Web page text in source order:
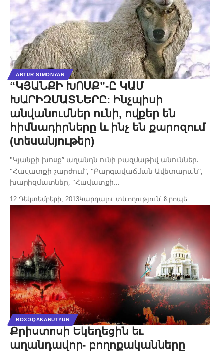
ARTUR SIMONYAN
“ԿՅԱՆՔԻ ԽՈՍՔ”-Ը ԿԱՄ
ԽԱՐԻԶՄԱՏՆԵՐԸ: Ինչպիսի
անվանումներ ունի, ովքեր են
հիմնադիրները և ինչ են քարոզում
(տեսանյութեր)
"Կյանքի խոսք” աղանդն ունի բազմաթիվ անուններ.
"Հավատքի շարժում”, "Բարգավաճման Ավետարան”,
խարիզմատներ, "Հավատքի…
12 Դեկտեմբերի, 2013Կարդալու տևողություն՝ 8 րոպե:
BOXOQAKANUTYUN
Քրիստոսի Եկեղեցին եւ
աղանդավոր- բողոքականները